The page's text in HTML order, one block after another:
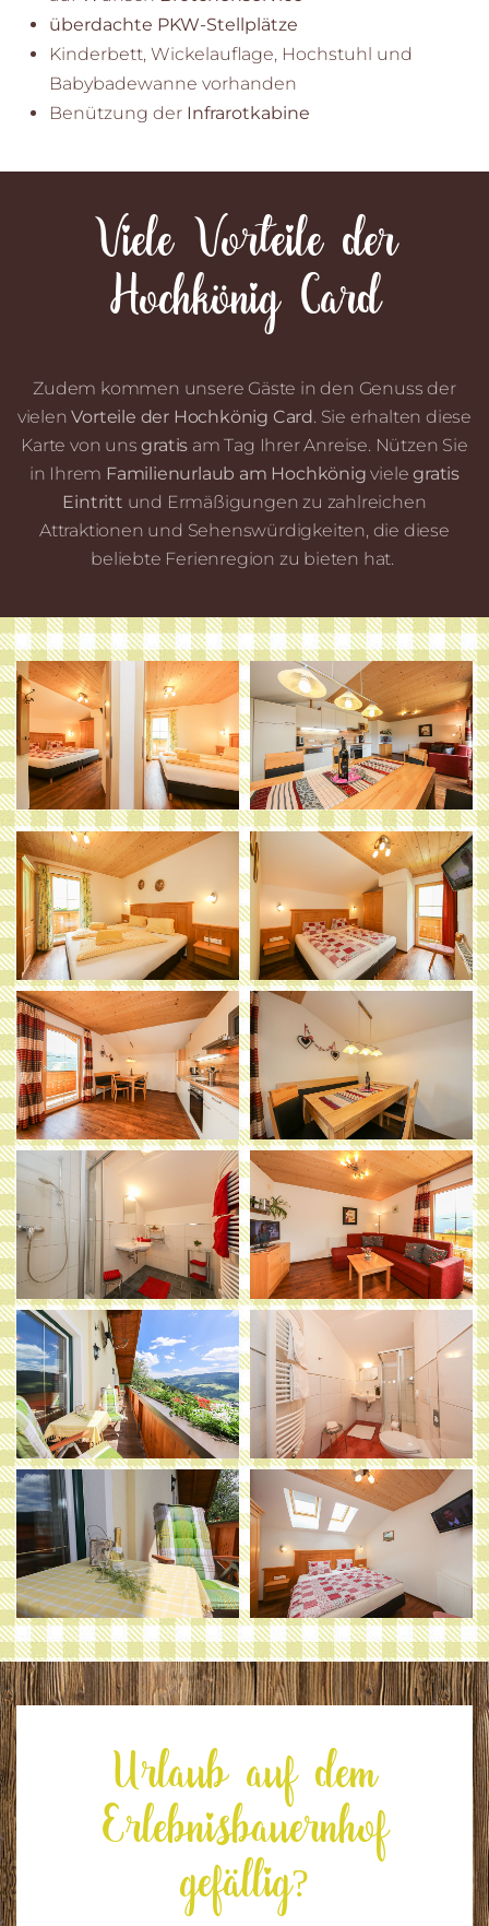
überdachte PKW-Stellplätze
Kinderbett, Wickelauflage, Hochstuhl und
Babybadewanne vorhanden
Benützung der Infrarotkabine
Viele Vorteile der
Hochkönig Card
Zudem kommen unsere Gäste in den Genuss der
vielenVorteile der Hochkönig Card. Sie erhalten diese
Karte von uns gratis am Tag Ihrer Anreise. Nützen Sie
in Ihrem Familienurlaub am Hochkönig vielegratis
Eintritt und Ermäßigungen zu zahlreichen
Attraktionen und Sehenswürdigkeiten, die diese
beliebte Ferienregion zu bieten hat.
Urlaub auf dem
Erlebnisbauernhof
gefällig?